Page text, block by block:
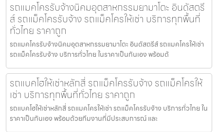
รถแมคโครรับจ้างนิคมอุตสาหกรรมยามาโตะ อินดัสตรี
ส์ รถแม็คโครรับจ้าง รถแม็คโครให้เช่า บริการทุกพื้นที่
ทั่วไทย ราคาถูก
รถแมคโครรับจ้างนิคมอุตสาหกรรมยามาโตะ อินดัสตรีส์ รถแมคโครให้เช่า
รถแม็คโครรับจ้าง บริการทั่วไทย ในราคาเป็นกันเอง พร้อมด้
รถแบคโฮให้เช่าหลักสี่ รถแม็คโครรับจ้าง รถแม็คโครให้
เช่า บริการทุกพื้นที่ทั่วไทย ราคาถูก
รถแบคโฮให้เช่าหลักสี่ รถแมคโครให้เช่า รถแม็คโครรับจ้าง บริการทั่วไทย ใน
ราคาเป็นกันเอง พร้อมด้วยทีมงานที่มีประสบการณ์ และ